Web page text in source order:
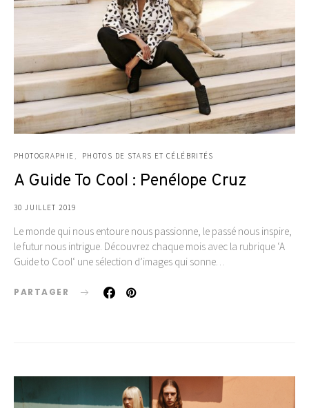
PHOTOGRAPHIE PHOTOS DE STARS ET CÉLÉBRITÉS
A Guide To Cool : Penélope Cruz
30 JUILLET 2019
Le monde qui nous entoure nous passionne, le passé nous inspire,
le futur nous intrigue. Découvrez chaque mois avec la rubrique ‘A
Guide to Cool‘ une sélection d’images qui sonne…
PARTAGER